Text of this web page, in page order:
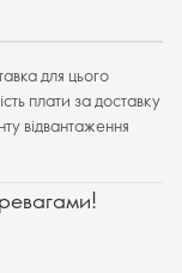
для цього
плати за доставку
відвантаження